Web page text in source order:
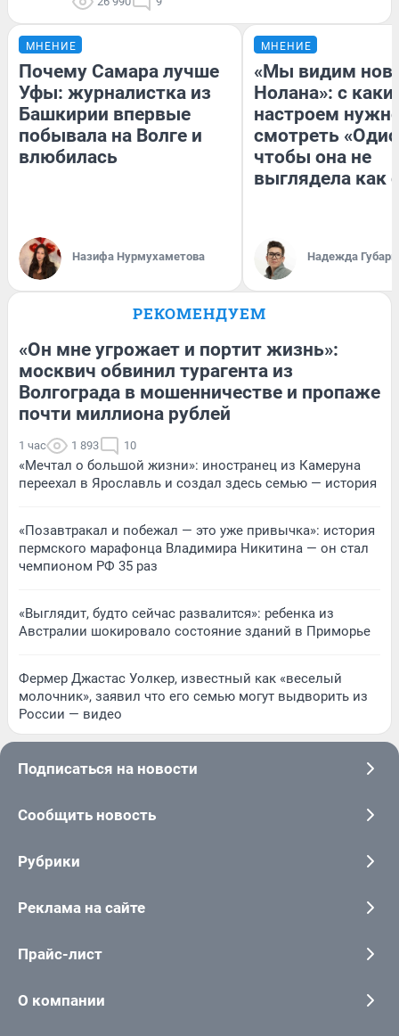
МНЕНИЕ
Почему Самара лучше
Уфы: журналистка из
Башкирии впервые
побывала на Волге и
влюбилась
Назифа Нурмухаметова
МНЕНИЕ
«Мы видим
Нолана»: с
настроем
смотреть
чтобы она не
выглядела как
Надежда Губарь
РЕКОМЕНДУЕМ
«Он мне угрожает и портит жизнь»:
москвич обвинил турагента из
Волгограда в мошенничестве и пропаже
почти миллиона рублей
1 час 1 893 10
«Мечтал о большой жизни»: иностранец из Камеруна
переехал в Ярославль и создал здесь семью — история
«Позавтракал и побежал — это уже привычка»: история
пермского марафонца Владимира Никитина — он стал
чемпионом РФ 35 раз
«Выглядит, будто сейчас развалится»: ребенка из
Австралии шокировало состояние зданий в Приморье
Фермер Джастас Уолкер, известный как «веселый
молочник», заявил что его семью могут выдворить из
России — видео
Подписаться на новости
Сообщить новость
Рубрики
Реклама на сайте
Прайс-лист
О компании